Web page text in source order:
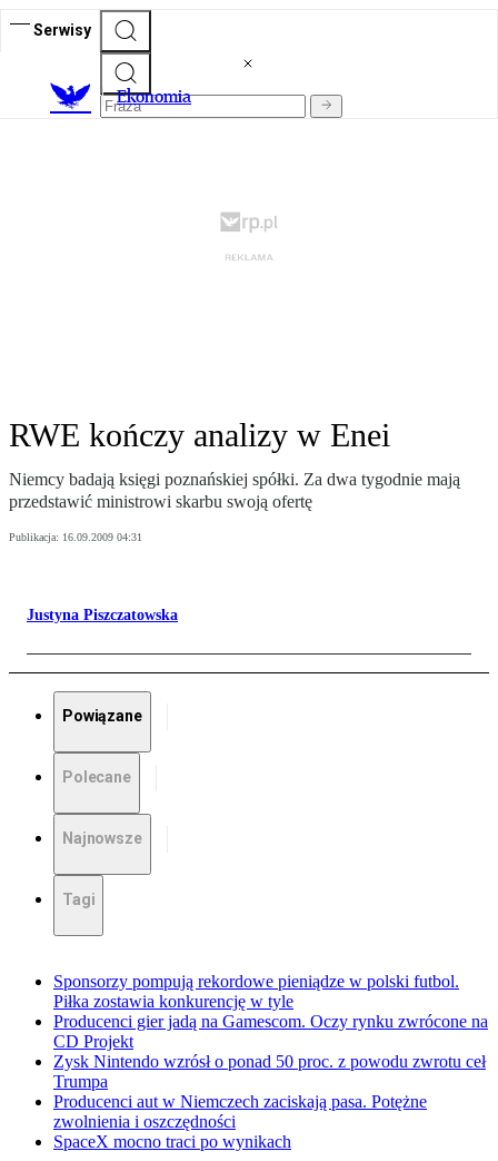
Serwisy
Ekonomia
RWE kończy analizy w Enei
Niemcy badają księgi poznańskiej spółki. Za dwa tygodnie mają
przedstawić ministrowi skarbu swoją ofertę
Publikacja: 16.09.2009 04:31
Justyna Piszczatowska
Powiązane
Polecane
Najnowsze
Tagi
Sponsorzy pompują rekordowe pieniądze w polski futbol.
Piłka zostawia konkurencję w tyle
Producenci gier jadą na Gamescom. Oczy rynku zwrócone na
CD Projekt
Zysk Nintendo wzrósł o ponad 50 proc. z powodu zwrotu ceł
Trumpa
Producenci aut w Niemczech zaciskają pasa. Potężne
zwolnienia i oszczędności
SpaceX mocno traci po wynikach